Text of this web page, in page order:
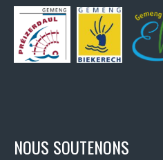
NOUS SOUTENONS